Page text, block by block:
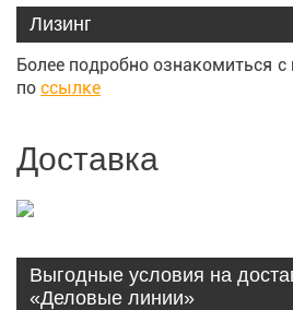
Лизинг
Более подробно ознакомиться
по ссылке
Доставка
Выгодные условия на
«Деловые линии»